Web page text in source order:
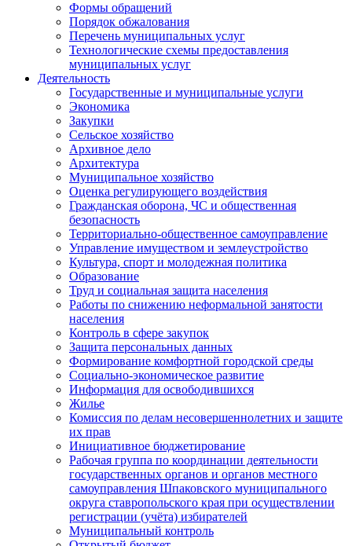
Формы обращений
Порядок обжалования
Перечень муниципальных услуг
Технологические схемы предоставления
муниципальных услуг
Деятельность
Государственные и муниципальные услуги
Экономика
Закупки
Сельское хозяйство
Архивное дело
Архитектура
Муниципальное хозяйство
Оценка регулирующего воздействия
Гражданская оборона, ЧС и общественная
безопасность
Территориально-общественное самоуправление
Управление имуществом и землеустройство
Культура, спорт и молодежная политика
Образование
Труд и социальная защита населения
Работы по снижению неформальной занятости
населения
Контроль в сфере закупок
Защита персональных данных
Формирование комфортной городской среды
Социально-экономическое развитие
Информация для освободившихся
Жилье
Комиссия по делам несовершеннолетних и защите
их прав
Инициативное бюджетирование
Рабочая группа по координации деятельности
государственных органов и органов местного
самоуправления Шпаковского муниципального
округа ставропольского края при осуществлении
регистрации (учёта) избирателей
Муниципальный контроль